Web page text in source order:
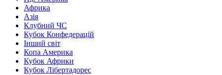
Африка
Азія
Клубний ЧС
Кубок Конфедерацій
Інший світ
Копа Америка
Кубок Африки
Кубок Лібертадорес